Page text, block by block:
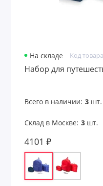
На складе Код
Набор для
Всего в наличии: 3шт.
Склад в Москве: 3шт.
4101 ₽